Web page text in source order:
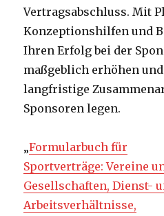
Vertragsabschluss. Mit
Konzeptionshilfen und
Ihren Erfolg bei der
maßgeblich erhöhen
langfristige
Sponsoren legen.
„Formularbuch für
Sportverträge: Vereine
Gesellschaften, Dienst-
Arbeitsverhältnisse,